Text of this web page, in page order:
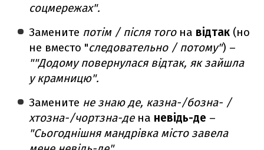
соцмережах".
Замените потім / після тогона відтак (но
не вместо "следовательно / потому") –
""Додому повернулася відтак, як зайшла
у крамницю".
Замените не знаю де, казна-/бозна- /
хтозна-/чортзна-дена невідь-де –
"Сьогоднішня мандрівка місто завела